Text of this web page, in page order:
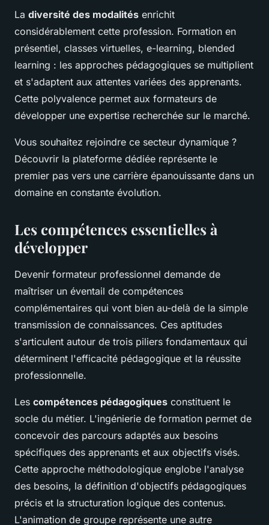
La diversité des modalités enrichit
considérablement cette profession. Formation en
présentiel, classes virtuelles, e-learning, blended
learning : les approches pédagogiques se multiplient
et s'adaptent aux attentes variées des apprenants.
Cette polyvalence permet aux formateurs de
développer une expertise recherchée sur le marché.
Vous souhaitez rejoindre ce secteur dynamique ?
Découvrir la plateforme dédiée représente le
premier pas vers une carrière épanouissante dans un
domaine en constante évolution.
Les compétences essentielles à
développer
Devenir formateur professionnel demande de
maîtriser un éventail de compétences
complémentaires qui vont bien au-delà de la simple
transmission de connaissances. Ces aptitudes
s'articulent autour de trois piliers fondamentaux qui
déterminent l'efficacité pédagogique et la réussite
professionnelle.
Les compétences pédagogiques constituent le
socle du métier. L'ingénierie de formation permet de
concevoir des parcours adaptés aux besoins
spécifiques des apprenants et aux objectifs visés.
Cette approche méthodologique englobe l'analyse
des besoins, la définition d'objectifs pédagogiques
précis et la structuration logique des contenus.
L'animation de groupe représente une autre